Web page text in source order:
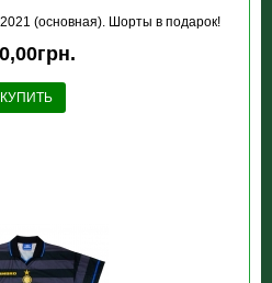
(основная). Шорты в подарок!
КУПИТЬ